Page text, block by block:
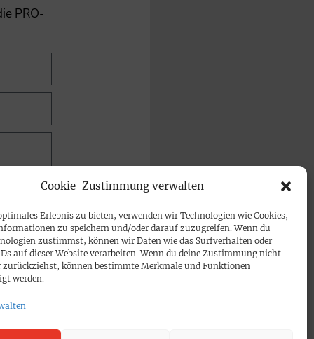
Cookie-Zustimmung verwalten
Erlebnis zu bieten, verwenden wir Technologien wie Cookies,
zu speichern und/oder darauf zuzugreifen. Wenn du
zustimmst, können wir Daten wie das Surfverhalten oder
auf dieser Website verarbeiten. Wenn du deine Zustimmung nicht
zurückziehst, können bestimmte Merkmale und Funktionen
werden.
PRO-